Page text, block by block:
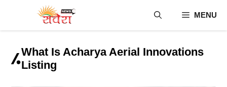
content
MENU
What Is Acharya Aerial Innovations
Listing